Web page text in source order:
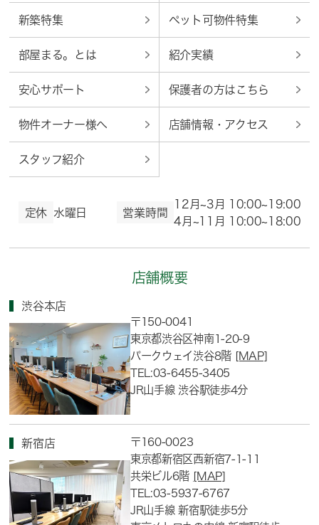
新築特集 ペット可物件特集
部屋まる。とは 紹介実績
安心サポート 保護者の方はこちら
物件オーナー様へ 店舗情報・アクセス
スタッフ紹介
定休 水曜日 営業時間
12月~3月 10:00~19:00
4月~11月 10:00~18:00
店舗概要
渋谷本店
〒150-0041
東京都渋谷区神南1-20-9
パークウェイ渋谷8階 [MAP]
TEL:03-6455-3405
JR山手線 渋谷駅徒歩4分
新宿店
〒160-0023
東京都新宿区西新宿7-1-11
共栄ビル6階 [MAP]
TEL:03-5937-6767
JR山手線 新宿駅徒歩5分